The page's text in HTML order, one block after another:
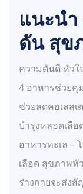
แนะนำ
ดัน สุข
ความดันดี หัวใ
4 อาหารช่วยคุ
ช่วยลดคอเลสเ
บำรุงหลอดเลือ
อาหารทะเล –
เลือด สุขภาพหั
ร่างกายจะส่ง